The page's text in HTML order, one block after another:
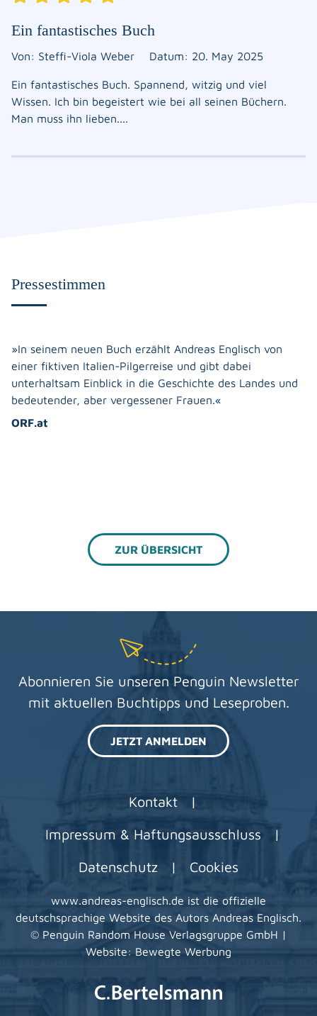
Ein fantastisches Buch
Von: Steffi-Viola Weber Datum: 20. May 2025
Ein fantastisches Buch. Spannend, witzig und viel
Wissen. Ich bin begeistert wie bei all seinen Büchern.
Man muss ihn lieben....
Pressestimmen
»In seinem neuen Buch erzählt Andreas Englisch von
einer fiktiven Italien-Pilgerreise und gibt dabei
unterhaltsam Einblick in die Geschichte des Landes und
bedeutender, aber vergessener Frauen.«
ORF.at
ZUR ÜBERSICHT
Abonnieren Sie unseren Penguin Newsletter
mit aktuellen Buchtipps und Leseproben.
JETZT ANMELDEN
Kontakt
|
Impressum & Haftungsausschluss
|
Datenschutz
| Cookies
www.andreas-englisch.de ist die offizielle
deutschsprachige Website des Autors Andreas Englisch.
© Penguin Random House Verlagsgruppe GmbH |
Website: Bewegte Werbung